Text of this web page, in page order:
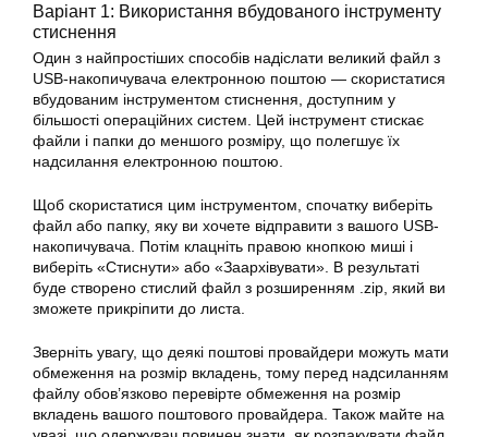
Варіант 1: Використання вбудованого інструменту
стиснення
Один з найпростіших способів надіслати великий файл з
USB-накопичувача електронною поштою — скористатися
вбудованим інструментом стиснення, доступним у
більшості операційних систем. Цей інструмент стискає
файли і папки до меншого розміру, що полегшує їх
надсилання електронною поштою.
Щоб скористатися цим інструментом, спочатку виберіть
файл або папку, яку ви хочете відправити з вашого USB-
накопичувача. Потім клацніть правою кнопкою миші і
виберіть «Стиснути» або «Заархівувати». В результаті
буде створено стислий файл з розширенням .zip, який ви
зможете прикріпити до листа.
Зверніть увагу, що деякі поштові провайдери можуть мати
обмеження на розмір вкладень, тому перед надсиланням
файлу обов’язково перевірте обмеження на розмір
вкладень вашого поштового провайдера. Також майте на